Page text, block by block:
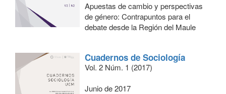
Apuestas de cambio y perspectivas
de género: Contrapuntos para el
debate desde la Región del Maule
Cuadernos de Sociología
Vol. 2 Núm. 1 (2017)
Junio de 2017